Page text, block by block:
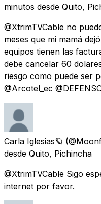
minutos desde Quito,
@XtrimTVCable no
meses que mi mamá
equipos tienen las
debe cancelar 60
riesgo como puede ser
@Arcotel_ec
Carla Iglesias🪐
desde Quito, Pichincha
@XtrimTVCable Sigo
internet por favor.